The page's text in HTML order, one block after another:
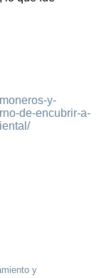
y-
de-encubrir-a-
y